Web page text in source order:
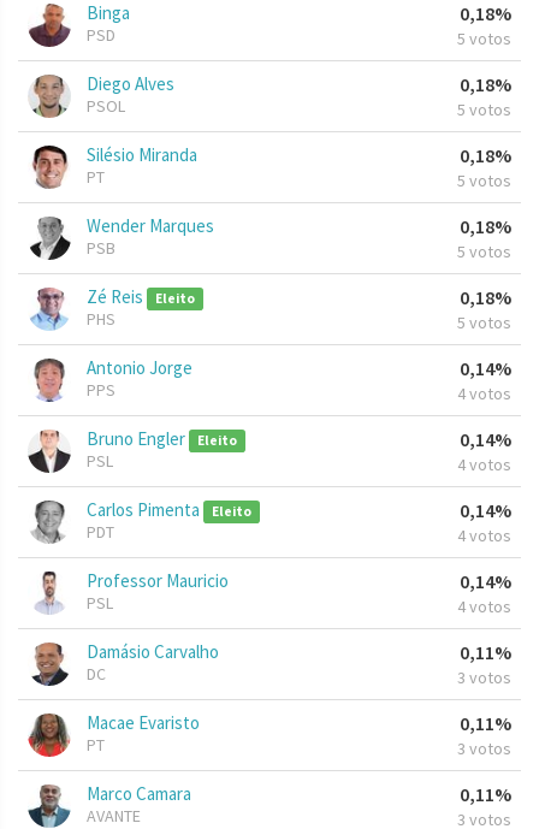
Binga
PSD
0,18%
5 votos
Diego Alves
PSOL
0,18%
5 votos
Silésio Miranda
PT
0,18%
5 votos
Wender Marques
PSB
0,18%
5 votos
Zé Reis Eleito
PHS
0,18%
5 votos
Antonio Jorge
PPS
0,14%
4 votos
Bruno Engler Eleito
PSL
0,14%
4 votos
Carlos Pimenta Eleito
PDT
0,14%
4 votos
Professor Mauricio
PSL
0,14%
4 votos
Damásio Carvalho
DC
0,11%
3 votos
Macae Evaristo
PT
0,11%
3 votos
Marco Camara
AVANTE
0,11%
3 votos